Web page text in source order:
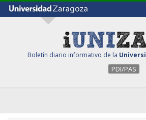
Boletín diario informativo de la
PDI/PAS